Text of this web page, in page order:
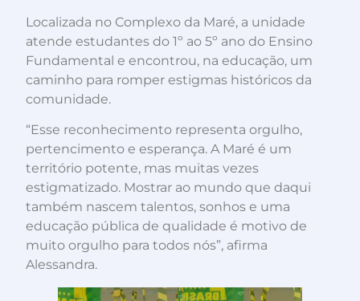
Localizada no Complexo da Maré, a unidade
atende estudantes do 1º ao 5º ano do Ensino
Fundamental e encontrou, na educação, um
caminho para romper estigmas históricos da
comunidade.
“Esse reconhecimento representa orgulho,
pertencimento e esperança. A Maré é um
território potente, mas muitas vezes
estigmatizado. Mostrar ao mundo que daqui
também nascem talentos, sonhos e uma
educação pública de qualidade é motivo de
muito orgulho para todos nós”, afirma
Alessandra.